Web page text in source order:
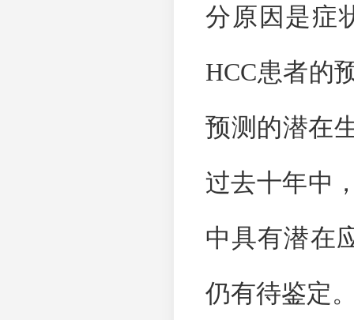
分原因是症
HCC患者的
预测的潜在
过去十年中
中具有潜在
仍有待鉴定